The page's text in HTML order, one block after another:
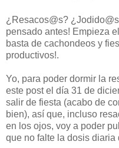
¿Resacos@s?
pensado antes! Empieza
basta de cachondeos y
productivos!.
Yo, para poder dormir la
este post el día 31 de
salir de fiesta (acabo de
bien), así que, incluso
en los ojos, voy a poder
que no falte la dosis diaria